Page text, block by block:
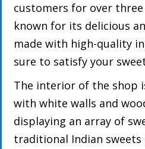
customers for over three
known for its delicious
made with high-quality
sure to satisfy your
The interior of the shop
with white walls and
displaying an array of
traditional Indian sweets